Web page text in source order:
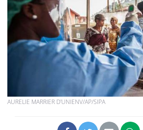
AURELIE MARRIER D'UNIENV/AP/SIPA